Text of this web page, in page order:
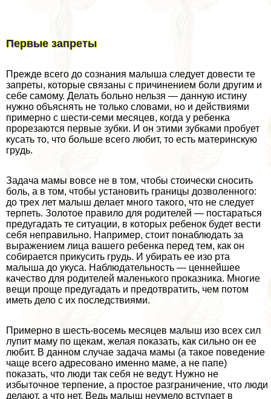
Первые запреты
Прежде всего до сознания малыша следует довести те
запреты, которые связаны с причинением боли другим и
себе самому. Делать больно нельзя — данную истину
нужно объяснять не только словами, но и действиями
примерно с шести-семи месяцев, когда у ребенка
прорезаются первые зубки. И он этими зубками пробует
кусать то, что больше всего любит, то есть материнскую
гpyдь.
Задача мамы вовсе не в том, чтобы стоически сносить
боль, а в том, чтобы установить границы дозволенного:
до трех лет малыш делает много такого, что не следует
терпеть. Золотое правило для родителей — постараться
предугадать те ситуации, в которых ребенок будет вести
себя неправильно. Например, стоит понаблюдать за
выражением лица вашего ребенка перед тем, как он
собирается прикусить гpyдь. И убирать ее изо рта
малыша до укуса. Наблюдательность — ценнейшее
качество для родителей маленького проказника. Многие
вещи проще предугадать и предотвратить, чем потом
иметь дело с их последствиями.
Примерно в шесть-восемь месяцев малыш изо всех сил
лупит маму по щекам, желая показать, как сильно он ее
любит. В данном случае задача мамы (а такое поведение
чаще всего адресовано именно маме, а не папе)
показать, что люди так себя не ведут. Нужно не
избыточное терпение, а простое разграничение, что люди
делают, а что нет. Ведь малыш неумело вступает в